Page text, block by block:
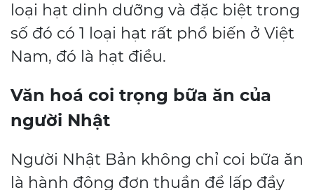
loại hạt dinh dưỡng và đặc biệt trong
số đó có 1 loại hạt rất phổ biến ở Việt
Nam, đó là hạt điều.
Văn hoá coi trọng bữa ăn của
người Nhật
Người Nhật Bản không chỉ coi bữa ăn
là hành động đơn thuần để lấp đầy